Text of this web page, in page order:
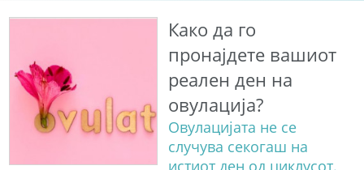
Како да го
пронајдете вашиот
реален ден на
овулација?
Овулацијата не се
случува секогаш на
истиот ден од циклусот.